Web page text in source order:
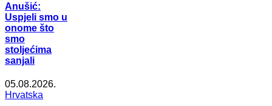
Anušić:
Uspjeli smo u
onome što
smo
stoljećima
sanjali
05.08.2026.
Hrvatska